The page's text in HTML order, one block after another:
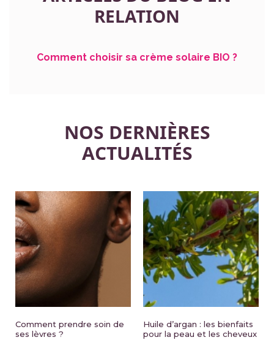
RELATION
Comment choisir sa crème solaire BIO ?
NOS DERNIÈRES
ACTUALITÉS
Comment prendre soin de
ses lèvres ?
Huile d’argan : les bienfaits
pour la peau et les cheveux